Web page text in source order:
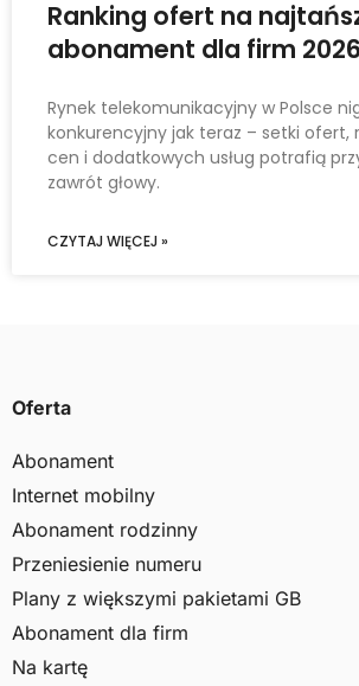
Ranking ofert na
abonament dla firm 2026
Rynek telekomunikacyjny w Polsce
konkurencyjny jak teraz – setki ofert,
cen i dodatkowych usług potrafią
zawrót głowy.
CZYTAJ WIĘCEJ »
Oferta
Abonament
Internet mobilny
Abonament rodzinny
Przeniesienie numeru
Plany z większymi pakietami GB
Abonament dla firm
Na kartę